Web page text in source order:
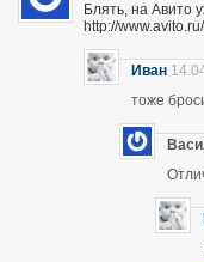
Блять, на Авито
http://
Иван
тоже